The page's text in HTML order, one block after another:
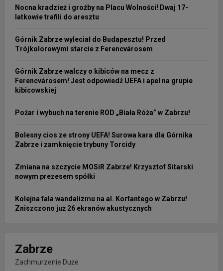
Nocna kradzież i groźby na Placu Wolności! Dwaj 17-
latkowie trafili do aresztu
Górnik Zabrze wyleciał do Budapesztu! Przed
Trójkolorowymi starcie z Ferencvárosem
Górnik Zabrze walczy o kibiców na mecz z
Ferencvárosem! Jest odpowiedź UEFA i apel na grupie
kibicowskiej
Pożar i wybuch na terenie ROD „Biała Róża” w Zabrzu!
Bolesny cios ze strony UEFA! Surowa kara dla Górnika
Zabrze i zamknięcie trybuny Torcidy
Zmiana na szczycie MOSiR Zabrze! Krzysztof Sitarski
nowym prezesem spółki
Kolejna fala wandalizmu na al. Korfantego w Zabrzu!
Zniszczono już 26 ekranów akustycznych
Zabrze
Zachmurzenie Duże